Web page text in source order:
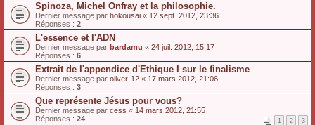
Spinoza, Michel Onfray et la philosophie.
Dernier message par hokousai « 12 sept. 2012, 23:36
Réponses : 2
L'essence et l'ADN
Dernier message par bardamu « 24 juil. 2012, 15:17
Réponses : 6
Extrait de l'appendice d'Ethique I sur le finalisme
Dernier message par oliver-12 « 17 mars 2012, 21:06
Réponses : 3
Que représente Jésus pour vous?
Dernier message par cess « 14 mars 2012, 21:55
Réponses : 24 1 2 3